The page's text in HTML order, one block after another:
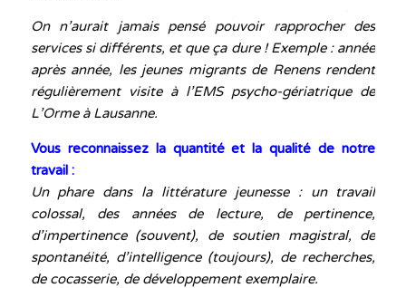
On n’aurait jamais pensé pouvoir rapprocher des
services si différents, et que ça dure ! Exemple : année
après année, les jeunes migrants de Renens rendent
régulièrement visite à l’EMS psycho-gériatrique de
L’Orme à Lausanne.
Vous reconnaissez la quantité et la qualité de notre
travail :
Un phare dans la littérature jeunesse : un travail
colossal, des années de lecture, de pertinence,
d’impertinence (souvent), de soutien magistral, de
spontanéité, d’intelligence (toujours), de recherches,
de cocasserie, de développement exemplaire.